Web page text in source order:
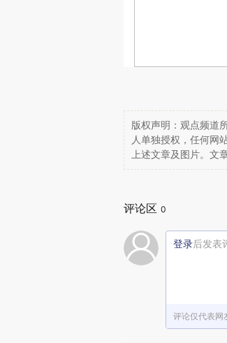
版权声明：观点频道
人单独授权，任何网
上述文章及图片。文
评论区 0
登录后发表
评论仅代表网